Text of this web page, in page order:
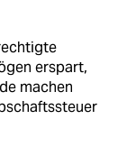
erspart,
machen